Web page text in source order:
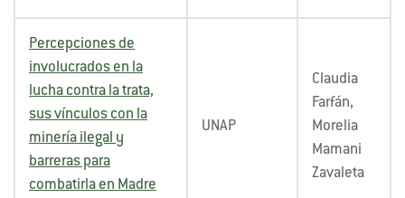
Percepciones de
involucrados en la
lucha contra la trata,
sus vínculos con la
minería ilegal y
barreras para
combatirla en Madre
UNAP
Claudia
Farfán,
Morelia
Mamani
Zavaleta